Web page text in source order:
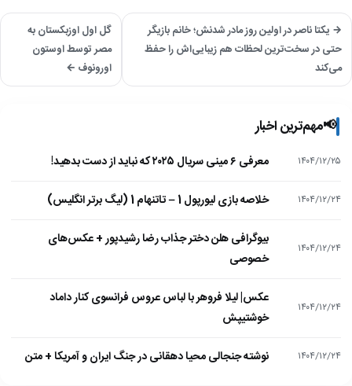
→ یکتا ناصر در اولین روز مادر شدنش؛ خانم بازیگر
حتی در سخت‌ترین لحظات هم زیبایی‌اش را حفظ
می‌کند
گل اول اوزبکستان به
مصر توسط اوستون
اورونوف ←
📢مهم‌ترین اخبار
۱۴۰۴/۱۲/۲۵ معرفی ۶ مینی سریال ۲۰۲۵ که نباید از دست بدهید!
۱۴۰۴/۱۲/۲۴ خلاصه بازی لیورپول 1 – تاتنهام 1 (لیگ برتر انگلیس)
۱۴۰۴/۱۲/۲۴
بیوگرافی هلن دختر جذاب رضا رشیدپور + عکس‌های
خصوصی
۱۴۰۴/۱۲/۲۴
عکس| لیلا فروهر با لباس عروس فرانسوی کنار داماد
خوشتیپش
۱۴۰۴/۱۲/۲۴ نوشته جنجالی محیا دهقانی در جنگ ایران و آمریکا + متن